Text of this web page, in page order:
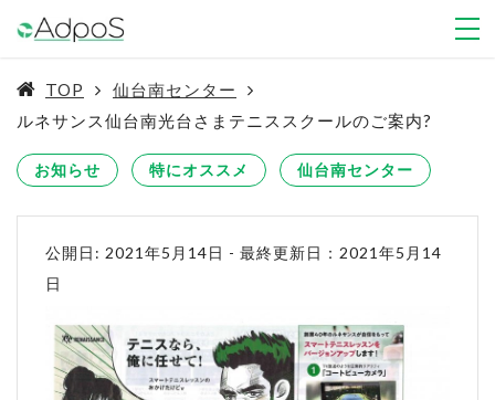
TOP
仙台南センター
ルネサンス仙台南光台さまテニススクールのご案内?
お知らせ 特にオススメ 仙台南センター
公開日: 2021年5月14日 - 最終更新日：2021年5月14
日